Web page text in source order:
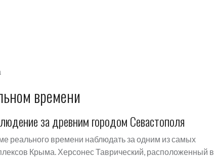
времени
за древним городом Севастополя
реального времени наблюдать за одним из самых
Крыма. Херсонес Таврический, расположенный в